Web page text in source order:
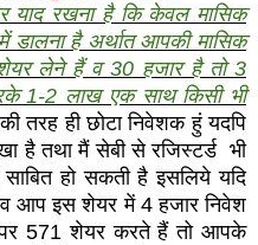
याद रखना है कि केवल मासिक
है अर्थात आपकी मासिक
लेने हैं व 30 हजार है तो 3
1-2 लाख एक साथ किसी भी
तरह ही छोटा निवेशक हुं यदपि
है तथा मैं सेबी से रजिस्टर्ड भी
हो सकती है इसलिये यदि
आप इस शेयर में 4 हजार निवेश
571 शेयर करते हैं तो आपके